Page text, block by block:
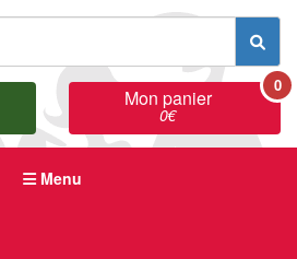
Mon panier
0€
0
Menu